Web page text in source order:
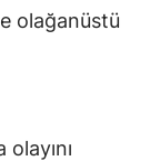
Şanlıurfa
Yozgat
olağanüstü